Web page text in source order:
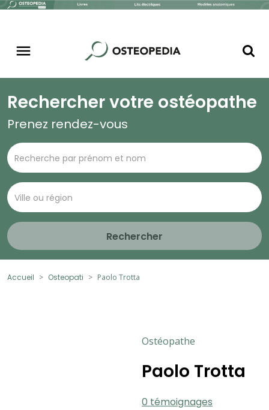
Rechercher votre ostéopathe
Prenez rendez-vous
Rechercher
Accueil Osteopati Paolo Trotta
Ostéopathe
Paolo Trotta
0 témoignages